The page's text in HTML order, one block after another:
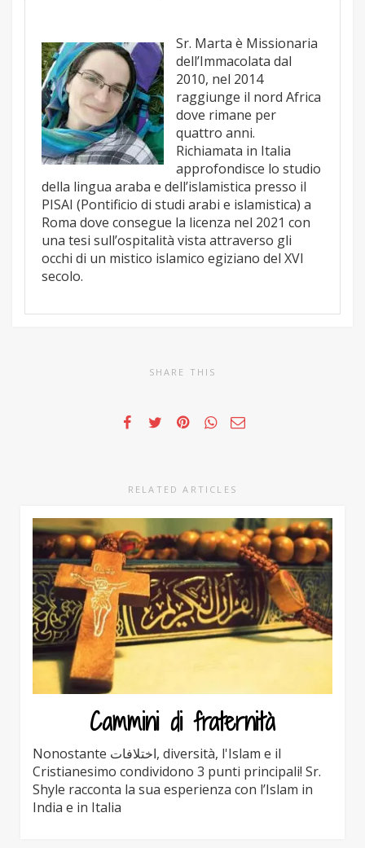
Sr. Marta è Missionaria
dell’Immacolata dal
2010, nel 2014
raggiunge il nord Africa
dove rimane per
quattro anni.
Richiamata in Italia
approfondisce lo studio
della lingua araba e dell’islamistica presso il
PISAI (Pontificio di studi arabi e islamistica) a
Roma dove consegue la licenza nel 2021 con
una tesi sull’ospitalità vista attraverso gli
occhi di un mistico islamico egiziano del XVI
secolo.
SHARE THIS
RELATED ARTICLES
Cammini di fraternità
Nonostante اختلافات, diversità, l'Islam e il
Cristianesimo condividono 3 punti principali! Sr.
Shyle racconta la sua esperienza con l’Islam in
India e in Italia